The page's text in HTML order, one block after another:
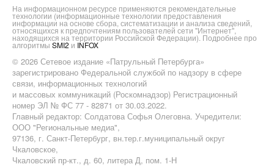
На информационном ресурсе применяются рекомендательные
технологии (информационные технологии предоставления
информации на основе сбора, систематизации и анализа сведений,
относящихся к предпочтениям пользователей сети "Интернет",
находящихся на территории Российской Федерации). Подробнее про
алгоритмы SMI2 и INFOX
© 2026 Сетевое издание «Патрульный Петербурга»
зарегистрировано Федеральной службой по надзору в сфере
связи, информационных технологий
и массовых коммуникаций (Роскомнадзор) Регистрационный
номер ЭЛ № ФС 77 - 82871 от 30.03.2022.
Главный редактор: Солдатова Софья Олеговна. Учредители:
ООО "Региональные медиа",
97136, г. Санкт-Петербург, вн.тер.г.муниципальный округ
Чкаловское,
Чкаловский пр-кт., д. 60, литера Д, пом. 1-Н